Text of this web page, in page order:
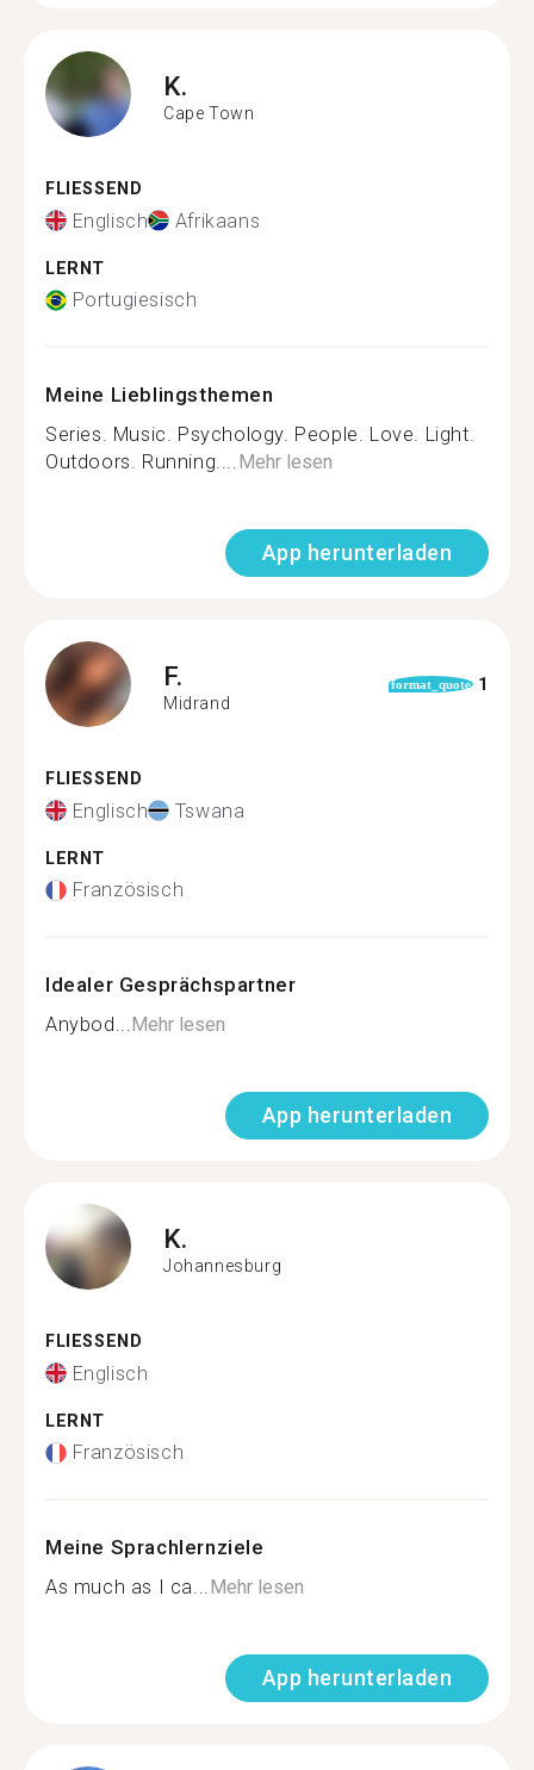
K.
Cape Town
FLIESSEND
Englisch Afrikaans
LERNT
Portugiesisch
Meine Lieblingsthemen
Series. Music. Psychology. People. Love. Light.
Outdoors. Running....Mehr lesen
App herunterladen
F.
Midrand
format_quote 1
FLIESSEND
Englisch Tswana
LERNT
Französisch
Idealer Gesprächspartner
Anybod...Mehr lesen
App herunterladen
K.
Johannesburg
FLIESSEND
Englisch
LERNT
Französisch
Meine Sprachlernziele
As much as I ca...Mehr lesen
App herunterladen